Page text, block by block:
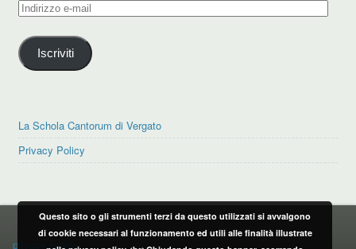
Indirizzo
mail
Iscriviti
La Schola Cantorum di Vergato
Privacy Policy
PRIVACY POLICY
privacy policy
Questo sito o gli strumenti terzi da questo utilizzati si avvalgono
di cookie necessari al funzionamento ed utili alle finalità illustrate